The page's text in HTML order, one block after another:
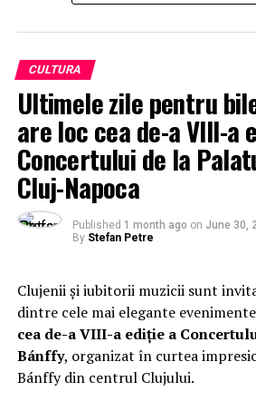
CULTURA
Ultimele zile pentru
are loc cea de-a VIII-a
Concertului de la
Cluj-Napoca
Published 1 month ago on June 30,
By Stefan Petre
Clujenii și iubitorii muzicii sunt
dintre cele mai elegante
cea de-a VIII-a ediție a
Bánffy, organizat în curtea
Bánffy din centrul Clujului.